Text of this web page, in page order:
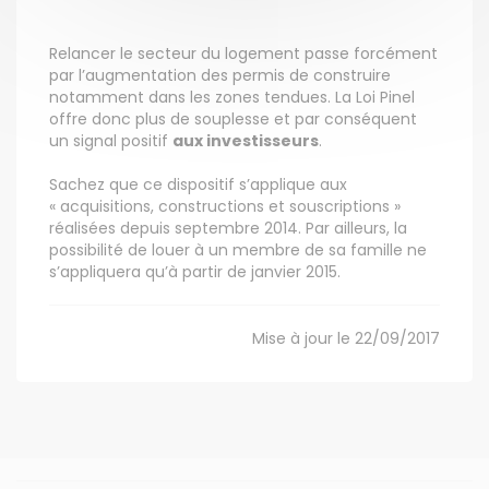
Relancer le secteur du logement passe forcément
par l’augmentation des permis de construire
notamment dans les zones tendues. La Loi Pinel
offre donc plus de souplesse et par conséquent
un signal positif aux investisseurs.
Sachez que ce dispositif s’applique aux
« acquisitions, constructions et souscriptions »
réalisées depuis septembre 2014. Par ailleurs, la
possibilité de louer à un membre de sa famille ne
s’appliquera qu’à partir de janvier 2015.
Mise à jour le 22/09/2017